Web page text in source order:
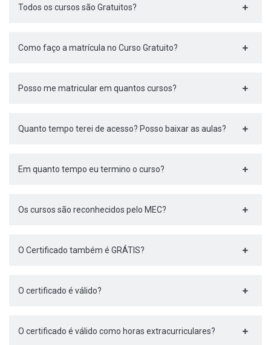
Todos os cursos são Gratuitos?
Como faço a matrícula no Curso Gratuito?
Posso me matricular em quantos cursos?
Quanto tempo terei de acesso? Posso baixar as aulas?
Em quanto tempo eu termino o curso?
Os cursos são reconhecidos pelo MEC?
O Certificado também é GRÁTIS?
O certificado é válido?
O certificado é válido como horas extracurriculares?